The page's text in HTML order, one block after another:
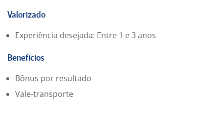
Boa comunicação e trabalho em equipe;
com clientes;
Conhecimento sólido em informática, manutenção de
computadores, pacote Office (Word e Excel) e redes;
de dados.
Valorizado
Experiência desejada: Entre 1 e 3 anos
Benefícios
Bônus por resultado
Vale-transporte